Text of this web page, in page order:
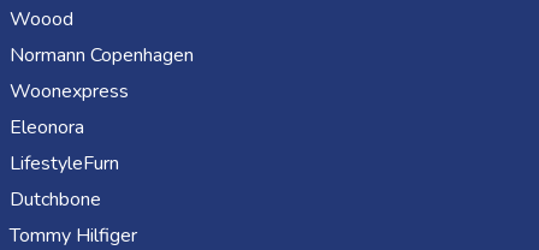
Woood
Normann Copenhagen
Woonexpress
Eleonora
LifestyleFurn
Dutchbone
Tommy Hilfiger